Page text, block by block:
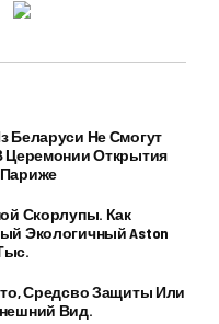
Беларуси Не Смогут
Церемонии Открытия
Скорлупы. Как
Экологичный Aston
Средсво Защиты Или
Вид.